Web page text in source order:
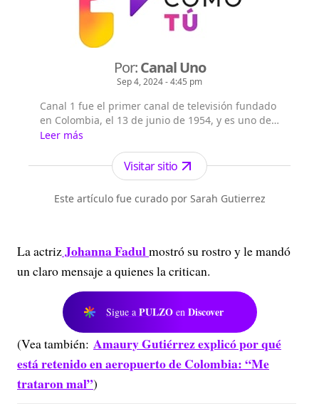
Por:Canal Uno
Sep 4, 2024 - 4:45 pm
Canal 1 fue el primer canal de televisión fundado
en Colombia, el 13 de junio de 1954, y es uno de
los tres canales de televisión abierta que llega de
forma gratuita a todo el territorio nacional.n
Leer más
Visitar sitio
Este artículo fue curado por Sarah Gutierrez
La actrizJohanna Fadulmostró su rostro y le mandó
un claro mensaje a quienes la critican.
Sigue a PULZO en Discover
(Vea también: Amaury Gutiérrez explicó por qué
está retenido en aeropuerto de Colombia: “Me
trataron mal”)